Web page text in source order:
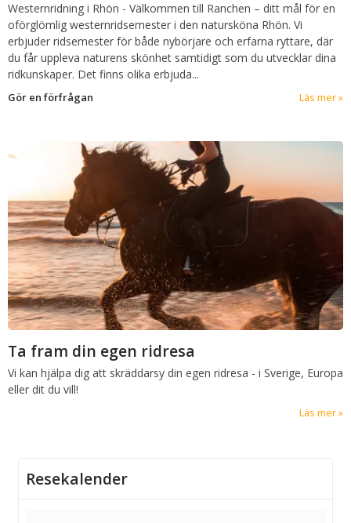
Westernridning i Rhön - Välkommen till Ranchen – ditt mål för en
oförglömlig westernridsemester i den natursköna Rhön. Vi
erbjuder ridsemester för både nybörjare och erfarna ryttare, där
du får uppleva naturens skönhet samtidigt som du utvecklar dina
ridkunskaper. Det finns olika erbjuda...
Gör en förfrågan Läs mer
Ta fram din egen ridresa
Vi kan hjälpa dig att skräddarsy din egen ridresa - i Sverige, Europa
eller dit du vill!
Läs mer
Resekalender